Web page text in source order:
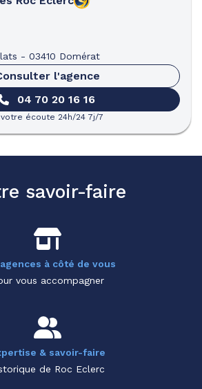
- 03410 Domérat
l'agence
04 70 20 16 16
écoute 24h/24 7j/7
savoir-faire
à côté de vous
vous accompagner
& savoir-faire
de Roc Eclerc